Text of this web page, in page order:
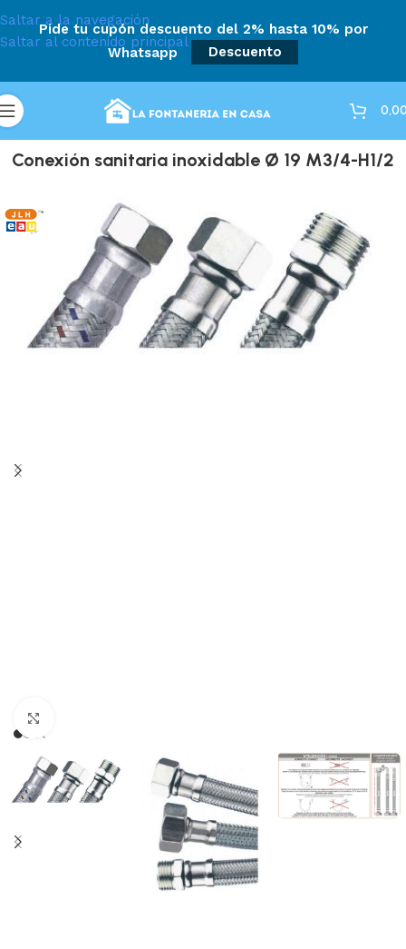
Saltar a la navegación
Saltar al contenido principal
Pide tu cupón descuento del 2% hasta 10% por
Whatsapp
Descuento
Conexión sanitaria inoxidable Ø 19 M3/4-H1/2